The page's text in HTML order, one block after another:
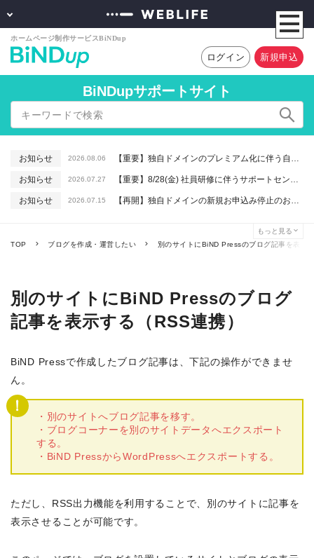
ログイン 新規申込
BiNDupサポートサイト
お知らせ 2026.08.06 【重要】独自ドメインのプレミアム化に伴う自動更新に関するお知らせ
お知らせ 2026.07.27 【重要】8/28(金) 社員研修に伴うサポートセンター休業のお知らせ
お知らせ 2026.07.15 【再開】独自ドメインの新規お申込み停止のお知らせ
もっと見る
TOP ブログを作成・運営したい 別のサイトにBiND Pressのブログ記事を表示
別のサイトにBiND Pressのブログ
記事を表示する（RSS連携）
BiND Pressで作成したブログ記事は、下記の操作ができませ
ん。
・別のサイトへブログ記事を移す。
・ブログコーナーを別のサイトデータへエクスポート
する。
・BiND PressからWordPressへエクスポートする。
ただし、RSS出力機能を利用することで、別のサイトに記事を
表示させることが可能です。